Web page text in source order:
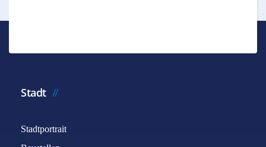
Stadt
Stadtportrait